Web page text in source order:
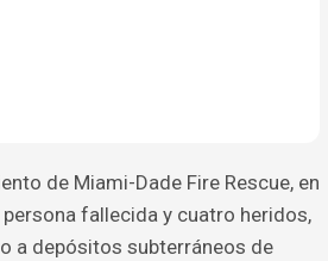
de Miami-Dade Fire Rescue, en
fallecida y cuatro heridos,
a depósitos subterráneos de